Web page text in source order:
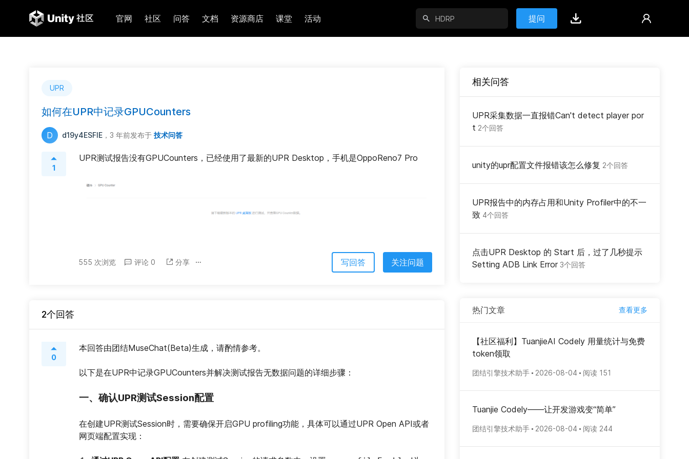
官网 社区 问答 文档 资源商店 课堂 活动 提问
UPR
如何在UPR中记录GPUCounters
D d19y4ESFIE ，3 年前发布于 技术问答
1
UPR测试报告没有GPUCounters，已经使用了最新的UPR Desktop，手机是OppoReno7 Pro
555 次浏览 评论 0 分享 写回答 关注问题
2个回答
0
本回答由团结MuseChat(Beta)生成，请酌情参考。
以下是在UPR中记录GPUCounters并解决测试报告无数据问题的详细步骤：
一、确认UPR测试Session配置
在创建UPR测试Session时，需要确保开启GPU profiling功能，具体可以通过UPR Open API或者
网页端配置实现：
相关问答
UPR采集数据一直报错Can't detect player por
t 2个回答
unity的upr配置文件报错该怎么修复 2个回答
UPR报告中的内存占用和Unity Profiler中的不一
致 4个回答
点击UPR Desktop 的 Start 后，过了几秒提示
Setting ADB Link Error 3个回答
热门文章 查看更多
【社区福利】TuanjieAI Codely 用量统计与免费
token领取
团结引擎技术助手 2026-08-04 阅读 151
Tuanjie Codely——让开发游戏变“简单”
团结引擎技术助手 2026-08-04 阅读 244